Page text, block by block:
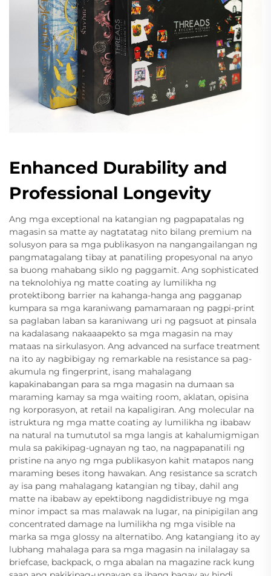
Enhanced Durability and
Professional Longevity
Ang mga exceptional na katangian ng pagpapatalas ng
magasin sa matte ay nagtatatag nito bilang premium na
solusyon para sa mga publikasyon na nangangailangan ng
pangmatagalang tibay at panatiling propesyonal na anyo
sa buong mahabang siklo ng paggamit. Ang sophisticated
na teknolohiya ng matte coating ay lumilikha ng
protektibong barrier na kahanga-hanga ang pagganap
kumpara sa mga karaniwang pamamaraan ng pagpi-print
sa paglaban laban sa karaniwang uri ng pagsuot at pinsala
na kadalasang nakaaapekto sa mga magasin na may
mataas na sirkulasyon. Ang advanced na surface treatment
na ito ay nagbibigay ng remarkable na resistance sa pag-
akumula ng fingerprint, isang mahalagang
kapakinabangan para sa mga magasin na dumaan sa
maraming kamay sa mga waiting room, aklatan, opisina
ng korporasyon, at retail na kapaligiran. Ang molecular na
istruktura ng mga matte coating ay lumilikha ng ibabaw
na natural na tumututol sa mga langis at kahalumigmigan
mula sa pakikipag-ugnayan ng tao, na nagpapanatili ng
pristine na anyo ng mga publikasyon kahit matapos nang
maraming beses itong hawakan. Ang resistance sa scratch
ay isa pang mahalagang katangian ng tibay, dahil ang
matte na ibabaw ay epektibong nagdidistribuye ng mga
minor impact sa mas malawak na lugar, na pinipigilan ang
concentrated damage na lumilikha ng mga visible na
marka sa mga glossy na alternatibo. Ang katangiang ito ay
lubhang mahalaga para sa mga magasin na inilalagay sa
briefcase, backpack, o mga abalan na magazine rack kung